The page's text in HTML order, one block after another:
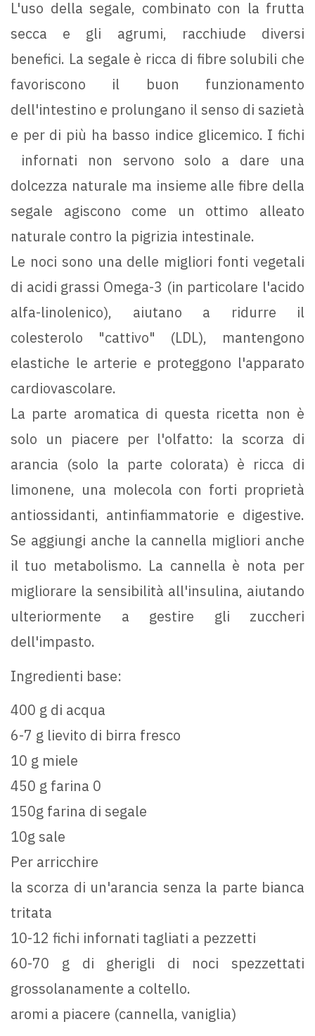
L'uso della segale, combinato con la frutta
secca e gli agrumi, racchiude diversi
benefici. La segale è ricca di fibre solubili che
favoriscono il buon funzionamento
dell'intestino e prolungano il senso di sazietà
e per di più ha basso indice glicemico. I fichi
infornati non servono solo a dare una
dolcezza naturale ma insieme alle fibre della
segale agiscono come un ottimo alleato
naturale contro la pigrizia intestinale.
Le noci sono una delle migliori fonti vegetali
di acidi grassi Omega-3 (in particolare l'acido
alfa-linolenico), aiutano a ridurre il
colesterolo "cattivo" (LDL), mantengono
elastiche le arterie e proteggono l'apparato
cardiovascolare.
La parte aromatica di questa ricetta non è
solo un piacere per l'olfatto: la scorza di
arancia (solo la parte colorata) è ricca di
limonene, una molecola con forti proprietà
antiossidanti, antinfiammatorie e digestive.
Se aggiungi anche la cannella migliori anche
il tuo metabolismo. La cannella è nota per
migliorare la sensibilità all'insulina, aiutando
ulteriormente a gestire gli zuccheri
dell'impasto.
Ingredienti base:
400 g di acqua
6-7 g lievito di birra fresco
10 g miele
450 g farina 0
150g farina di segale
10g sale
Per arricchire
la scorza di un'arancia senza la parte bianca
tritata
10-12 fichi infornati tagliati a pezzetti
60-70 g di gherigli di noci spezzettati
grossolanamente a coltello.
aromi a piacere (cannella, vaniglia)